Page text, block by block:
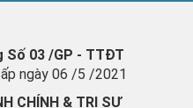
Số 03 /GP - TTĐT
ngày 06 /5 /2021
CHÍNH & TRỊ SỰ